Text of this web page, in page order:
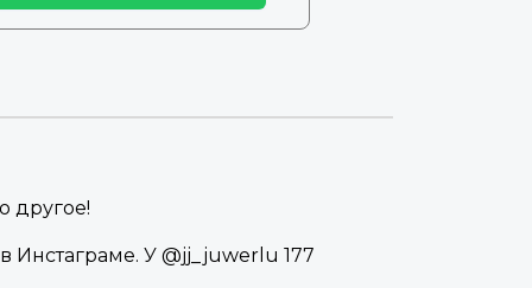
другое!
Инстаграме. У @jj_juwerlu 177